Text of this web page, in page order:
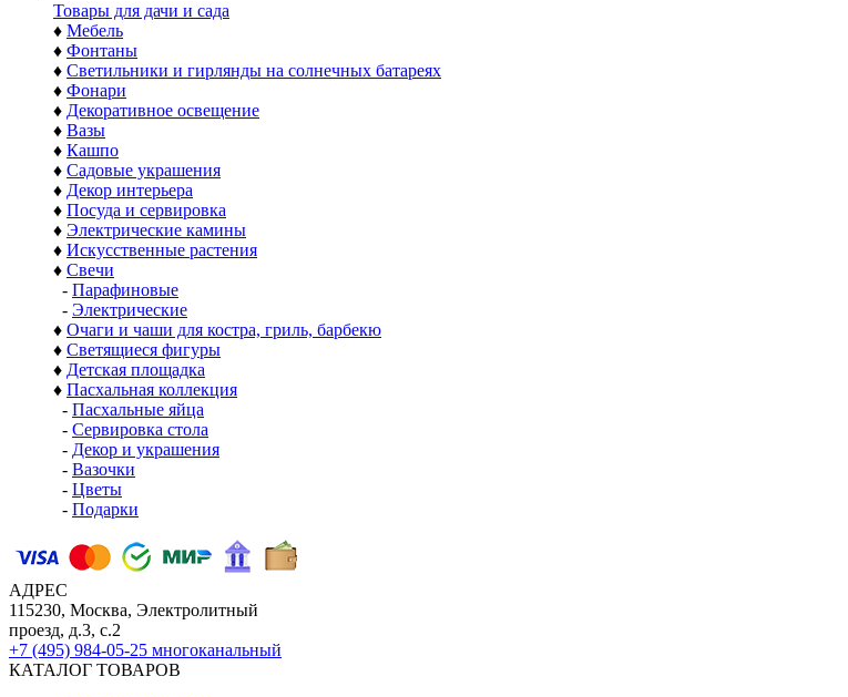
Товары для дачи и сада
♦ Мебель
♦ Фонтаны
♦ Светильники и гирлянды на солнечных батареях
♦ Фонари
♦ Декоративное освещение
♦ Вазы
♦ Кашпо
♦ Садовые украшения
♦ Декор интерьера
♦ Посуда и сервировка
♦ Электрические камины
♦ Искусственные растения
♦ Свечи
- Парафиновые
- Электрические
♦ Очаги и чаши для костра, гриль, барбекю
♦ Светящиеся фигуры
♦ Детская площадка
♦ Пасхальная коллекция
- Пасхальные яйца
- Сервировка стола
- Декор и украшения
- Вазочки
- Цветы
- Подарки
АДРЕС
115230, Москва, Электролитный
проезд, д.3, с.2
+7 (495) 984-05-25 многоканальный
КАТАЛОГ ТОВАРОВ